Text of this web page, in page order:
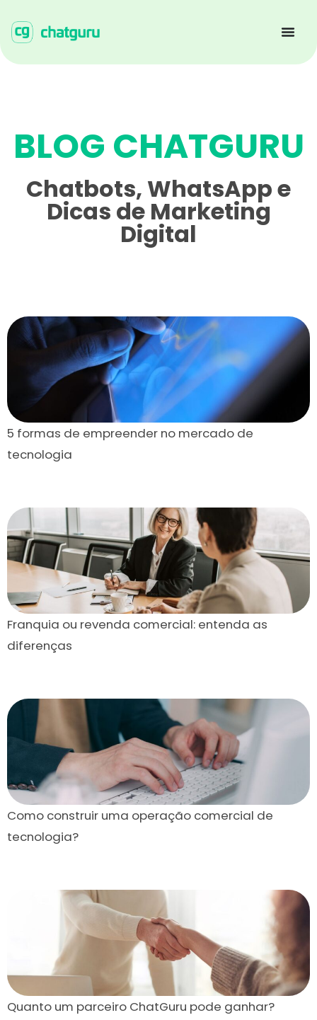
BLOG CHATGURU
Chatbots, WhatsApp e
Dicas de Marketing
Digital
5 formas de empreender no mercado de
tecnologia
Franquia ou revenda comercial: entenda as
diferenças
Como construir uma operação comercial de
tecnologia?
Quanto um parceiro ChatGuru pode ganhar?